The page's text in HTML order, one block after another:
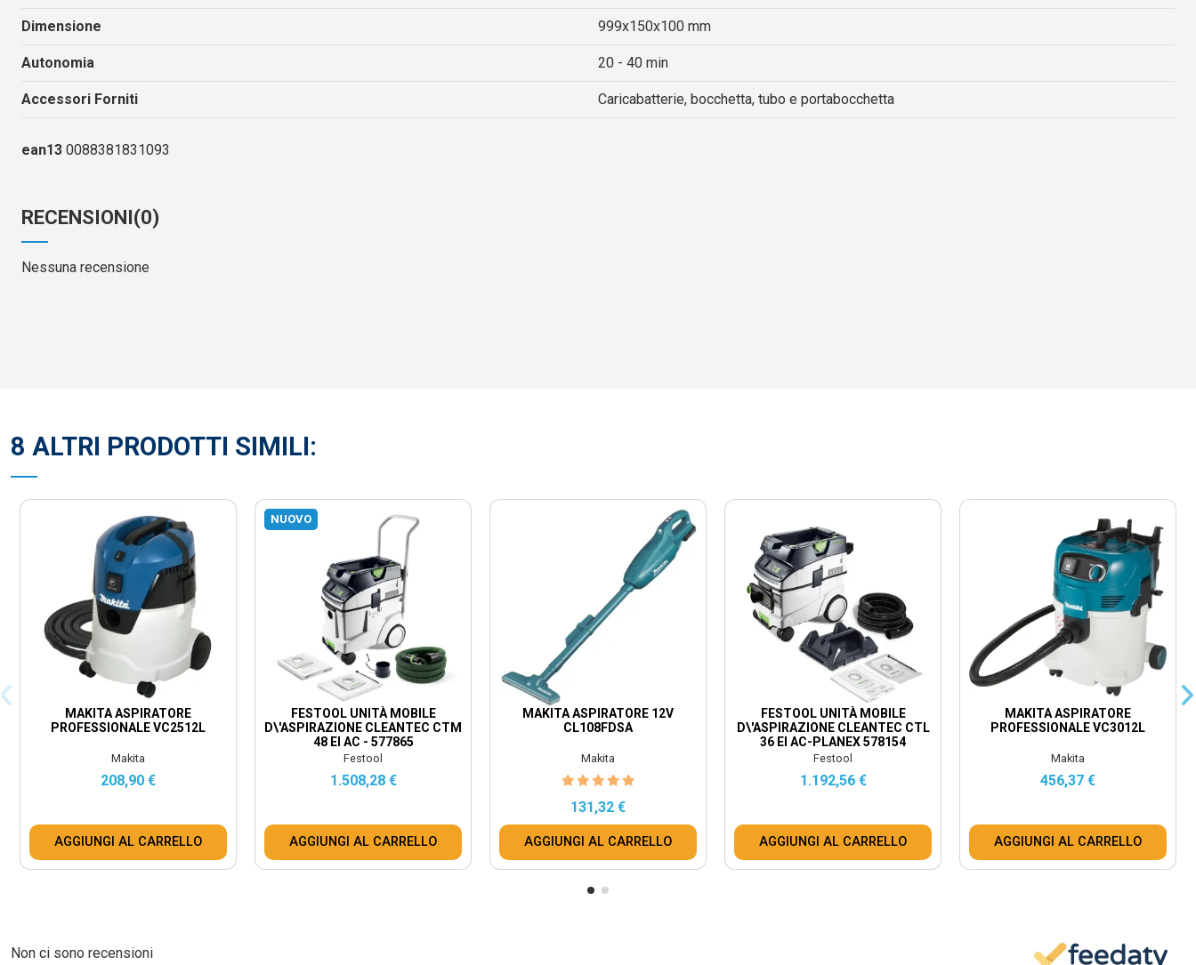
Dimensione 999x150x100 mm
Autonomia 20 - 40 min
Accessori Forniti Caricabatterie, bocchetta, tubo e portabocchetta
ean13 0088381831093
RECENSIONI (0)
Nessuna recensione
8 ALTRI PRODOTTI SIMILI:
MAKITA ASPIRATORE
PROFESSIONALE VC2512L
Makita
208,90 €
AGGIUNGI AL CARRELLO
NUOVO
FESTOOL UNITÀ MOBILE
D\'ASPIRAZIONE CLEANTEC CTM
48 EI AC - 577865
Festool
1.508,28 €
AGGIUNGI AL CARRELLO
MAKITA ASPIRATORE 12V
CL108FDSA
Makita
131,32 €
AGGIUNGI AL CARRELLO
FESTOOL UNITÀ MOBILE
D\'ASPIRAZIONE CLEANTEC CTL
36 EI AC-PLANEX 578154
Festool
1.192,56 €
AGGIUNGI AL CARRELLO
MAKITA ASPIRATORE
PROFESSIONALE VC3012L
Makita
456,37 €
AGGIUNGI AL CARRELLO
Non ci sono recensioni